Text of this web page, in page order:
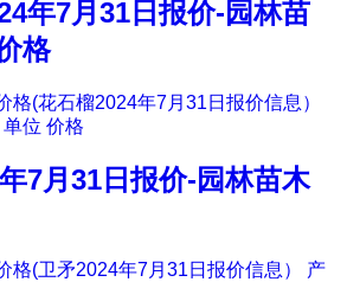
年7月31日报价-园林苗
格
格(花石榴2024年7月31日报价信息）
位 价格
7月31日报价-园林苗木
格(卫矛2024年7月31日报价信息） 产